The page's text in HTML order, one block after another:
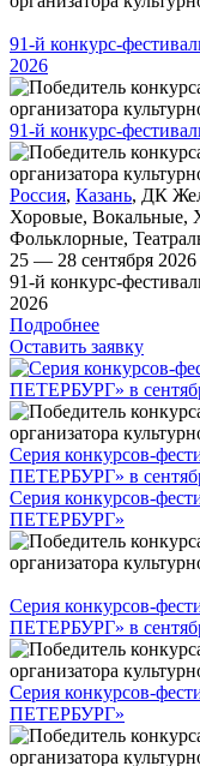
91-й конкурс-
2026
91-й конкурс-
Россия, Казань, ДК
Хоровые, Вокальные,
Фольклорные,
25 — 28 сентября 2026
91-й конкурс-
2026
Подробнее
Оставить заявку
Серия конкурсов-
ПЕТЕРБУРГ» в
Серия конкурсов-
ПЕТЕРБУРГ»
Серия конкурсов-
ПЕТЕРБУРГ» в
Серия конкурсов-
ПЕТЕРБУРГ»